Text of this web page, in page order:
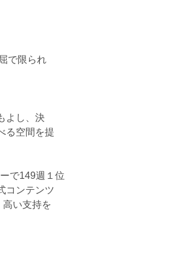
で限られ
よし、決
る空間を提
で149週１位
コンテンツ
い支持を